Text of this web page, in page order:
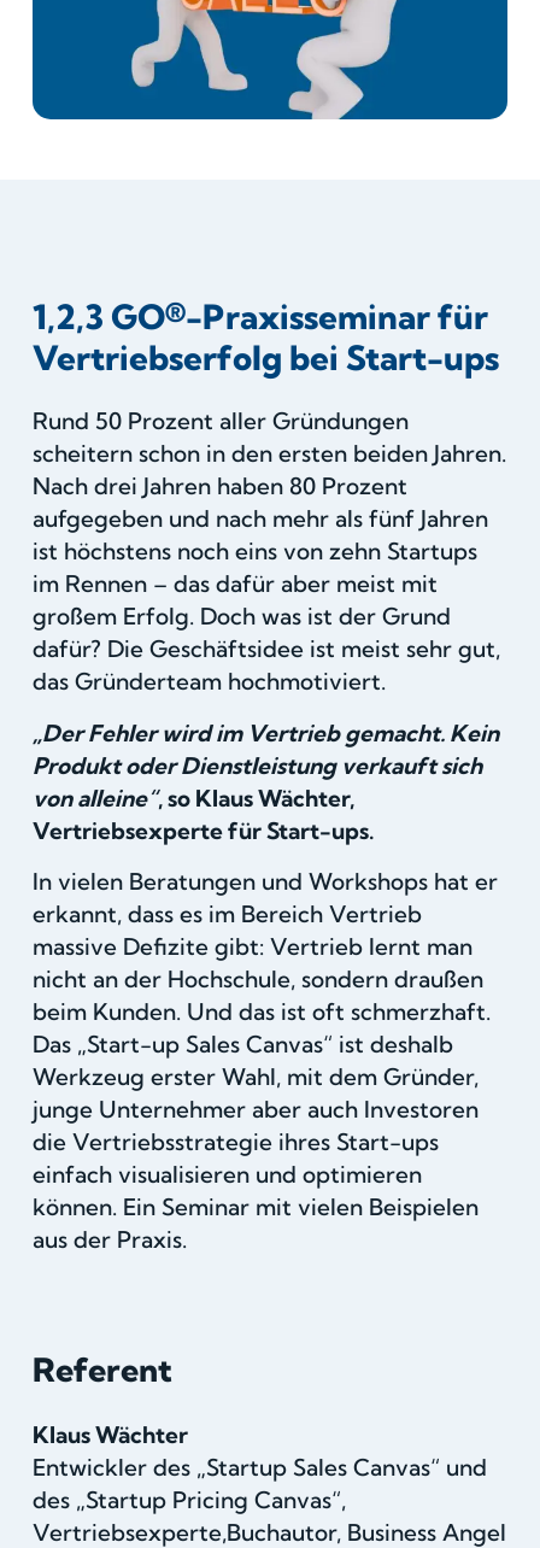
1,2,3 GO®-Praxisseminar für
Vertriebserfolg bei Start-ups
Rund 50 Prozent aller Gründungen
scheitern schon in den ersten beiden Jahren.
Nach drei Jahren haben 80 Prozent
aufgegeben und nach mehr als fünf Jahren
ist höchstens noch eins von zehn Startups
im Rennen – das dafür aber meist mit
großem Erfolg. Doch was ist der Grund
dafür? Die Geschäftsidee ist meist sehr gut,
das Gründerteam hochmotiviert.
„Der Fehler wird im Vertrieb gemacht. Kein
Produkt oder Dienstleistung verkauft sich
von alleine“, so Klaus Wächter,
Vertriebsexperte für Start-ups.
In vielen Beratungen und Workshops hat er
erkannt, dass es im Bereich Vertrieb
massive Defizite gibt: Vertrieb lernt man
nicht an der Hochschule, sondern draußen
beim Kunden. Und das ist oft schmerzhaft.
Das „Start-up Sales Canvas“ ist deshalb
Werkzeug erster Wahl, mit dem Gründer,
junge Unternehmer aber auch Investoren
die Vertriebsstrategie ihres Start-ups
einfach visualisieren und optimieren
können. Ein Seminar mit vielen Beispielen
aus der Praxis.
Referent
Klaus Wächter
Entwickler des „Startup Sales Canvas“ und
des „Startup Pricing Canvas“,
Vertriebsexperte,Buchautor, Business Angel